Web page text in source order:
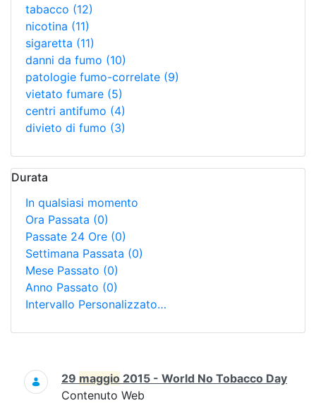
tabacco (12)
nicotina (11)
sigaretta (11)
danni da fumo (10)
patologie fumo-correlate (9)
vietato fumare (5)
centri antifumo (4)
divieto di fumo (3)
Durata
In qualsiasi momento
Ora Passata (0)
Passate 24 Ore (0)
Settimana Passata (0)
Mese Passato (0)
Anno Passato (0)
Intervallo Personalizzato…
Ricerca
29 maggio 2015 - World No Tobacco Day
Contenuto Web